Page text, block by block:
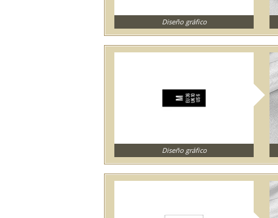
Diseño gráfico
Diseño gráfico